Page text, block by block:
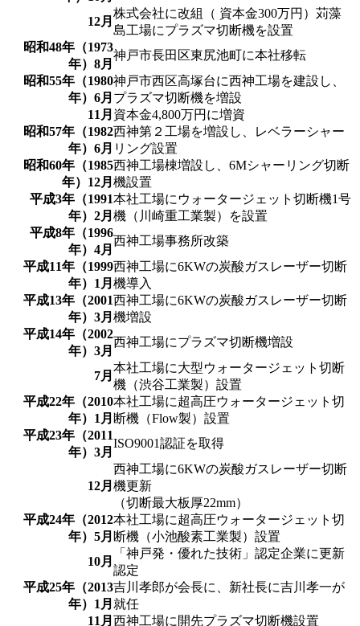
12月
株式会社に改組（ 資本金300万円）苅藻
島工場にプラズマ切断機を設置
昭和48年（1973
年）8月
神戸市長田区東尻池町に本社移転
昭和55年（1980
年）6月
神戸市西区高塚台に西神工場を建設し、
プラズマ切断機を増設
11月 資本金4,800万円に増資
昭和57年（1982
年）6月
西神第２工場を増設し、レベラーシャー
リング設置
昭和60年（1985
年）12月
西神工場棟増設し、6Mシャーリング切断
機設置
平成3年（1991
年）2月
本社工場にウォータージェット切断機1号
機（川崎重工業製）を設置
平成8年（1996
年）4月
西神工場事務所改築
平成11年（1999
年）1月
西神工場に6KWの炭酸ガスレーザー切断
機導入
平成13年（2001
年）3月
西神工場に6KWの炭酸ガスレーザー切断
機増設
平成14年（2002
年）3月
西神工場にプラズマ切断機増設
7月
本社工場に大型ウォータージェット切断
機（渋谷工業製）設置
平成22年（2010
年）1月
本社工場に超高圧ウォータージェット切
断機（Flow製）設置
平成23年（2011
年）3月
ISO9001認証を取得
12月
西神工場に6KWの炭酸ガスレーザー切断
機更新
（切断最大板厚22mm）
平成24年（2012
年）5月
本社工場に超高圧ウォータージェット切
断機（小池酸素工業製）設置
10月
「神戸発・優れた技術」認定企業に更新
認定
平成25年（2013
年）1月
吉川孝郎が会長に、新社長に吉川孝一が
就任
11月 西神工場に開先プラズマ切断機設置